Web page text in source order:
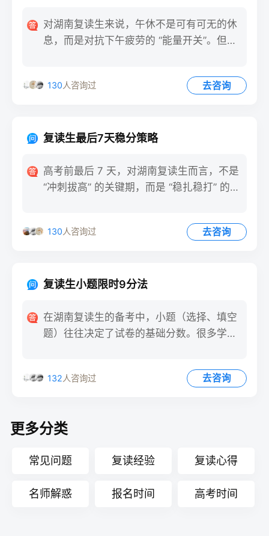
对湖南复读生来说，午休不是可有可无的休
息，而是对抗下午疲劳的 “能量开关”。但多
130人咨询过 去咨询
复读生最后7天稳分策略
高考前最后 7 天，对湖南复读生而言，不是
“冲刺拔高” 的关键期，而是 “稳扎稳打” 的守
130人咨询过 去咨询
复读生小题限时9分法
在湖南复读生的备考中，小题（选择、填空
题）往往决定了试卷的基础分数。很多学生
132人咨询过 去咨询
更多分类
常见问题 复读经验 复读心得
名师解惑 报名时间 高考时间